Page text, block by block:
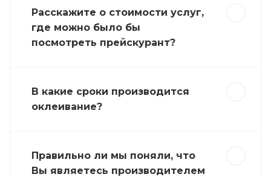
Расскажите о стоимости услуг,
где можно было бы
посмотреть прейскурант?
В какие сроки производится
оклеивание?
Правильно ли мы поняли, что
Вы являетесь производителем